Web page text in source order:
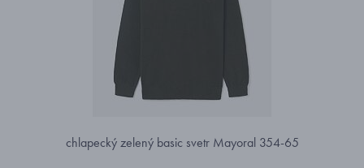
chlapecký zelený basic svetr Mayoral 354-65